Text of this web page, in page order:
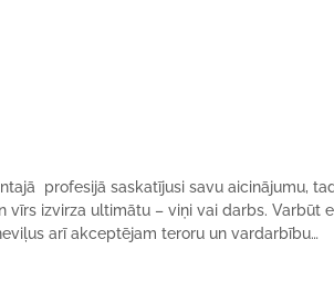
profesijā saskatījusi savu aicinājumu, tad
vīrs izvirza ultimātu – viņi vai darbs. Varbūt
arī akceptējam teroru un vardarbību…